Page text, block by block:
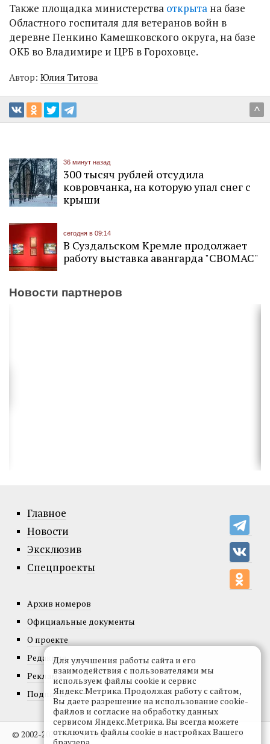
Также площадка министерства открыта на базе
Областного госпиталя для ветеранов войн в
деревне Пенкино Камешковского округа, на базе
ОКБ во Владимире и ЦРБ в Гороховце.
Автор: Юлия Титова
^
36 минут назад
300 тысяч рублей отсудила
ковровчанка, на которую упал снег с
крыши
сегодня в 09:14
В Суздальском Кремле продолжает
работу выставка авангарда "СВОМАС"
Новости партнеров
Главное
Новости
Эксклюзив
Спецпроекты
Архив номеров
Официальные документы
О проекте
Редакция
Реклама
Подписка
© 2002-2026, Все права защищены.Копирование и использование
Для улучшения работы сайта и его
взаимодействия с пользователями мы
используем файлы cookie и сервис
Яндекс.Метрика. Продолжая работу с сайтом,
Вы даете разрешение на использование cookie-
файлов и согласие на обработку данных
сервисом Яндекс.Метрика. Вы всегда можете
отключить файлы cookie в настройках Вашего